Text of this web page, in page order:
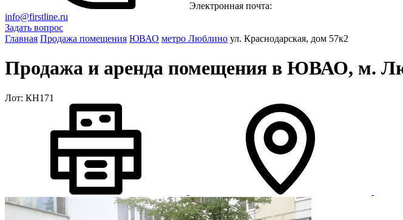
Электронная почта:
info@firstline.ru
Задать вопрос
Главная Продажа помещения ЮВАО метро Люблино ул. Краснодарская, дом 57к2
Продажа и аренда помещения в ЮВАО, м.
Лот: КН171